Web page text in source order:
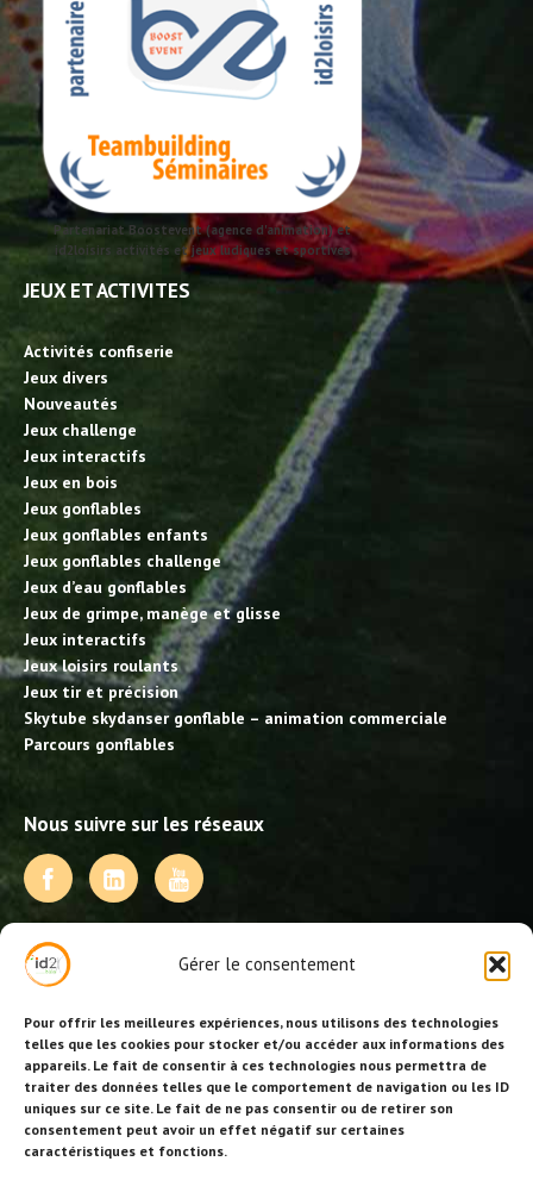
Gérer le consentement
Pour offrir les meilleures expériences, nous utilisons des technologies
telles que les cookies pour stocker et/ou accéder aux informations des
appareils. Le fait de consentir à ces technologies nous permettra de
traiter des données telles que le comportement de navigation ou les ID
uniques sur ce site. Le fait de ne pas consentir ou de retirer son
consentement peut avoir un effet négatif sur certaines
caractéristiques et fonctions.
Partenariat Boostevent (agence d'animation) et
id2loisirs activités et jeux ludiques et sportives
JEUX ET ACTIVITES
Activités confiserie
Jeux divers
Nouveautés
Jeux challenge
Jeux interactifs
Jeux en bois
Jeux gonflables
Jeux gonflables enfants
Jeux gonflables challenge
Jeux d’eau gonflables
Jeux de grimpe, manège et glisse
Jeux interactifs
Jeux loisirs roulants
Jeux tir et précision
Skytube skydanser gonflable – animation commerciale
Parcours gonflables
Nous suivre sur les réseaux
NOS PRESTATIONS
Activités, jeux et animations BDE
Animations événementielles
Animations EVJF – EVJG
Animations hôtellerie
Animations anniversaires
Collectivités, centres de loisirs et jeunesse
Séminaires team building